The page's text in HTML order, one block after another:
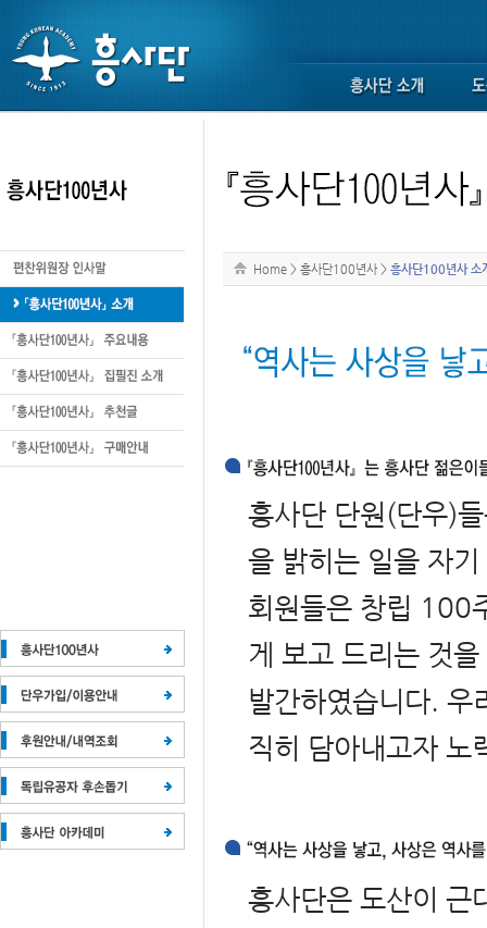
Home > 흥사단100년사 > 흥사단100년사 소
흥사단 단원(단우)
을 밝히는 일을 자
회원들은 창립 100
게 보고 드리는 것을
발간하였습니다. 우
직히 담아내고자 노
흥사단은 도산이 근